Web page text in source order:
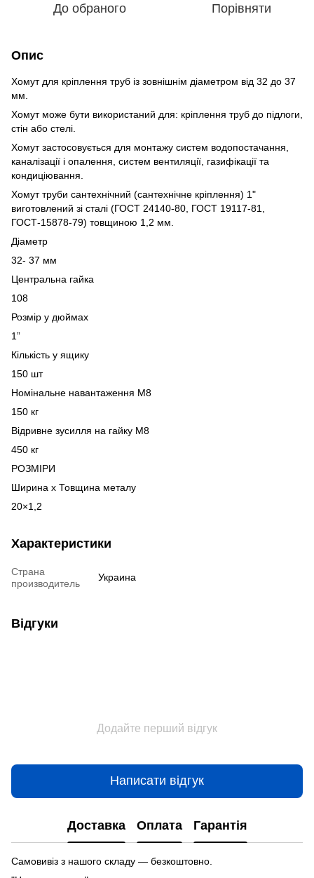
До обраного Порівняти
Опис
Хомут для кріплення труб із зовнішнім діаметром від 32 до 37
мм.
Хомут може бути використаний для: кріплення труб до підлоги,
стін або стелі.
Хомут застосовується для монтажу систем водопостачання,
каналізації і опалення, систем вентиляції, газифікації та
кондиціювання.
Хомут труби сантехнічний (сантехнічне кріплення) 1"
виготовлений зі сталі (ГОСТ 24140-80, ГОСТ 19117-81,
ГОСТ-15878-79) товщиною 1,2 мм.
Діаметр
32- 37 мм
Центральна гайка
108
Розмір у дюймах
1”
Кількість у ящику
150 шт
Номінальне навантаження М8
150 кг
Відривне зусилля на гайку М8
450 кг
РОЗМІРИ
Ширина х Товщина металу
20×1,2
Характеристики
Страна
производитель
Украина
Відгуки
Додайте перший відгук
Написати відгук
Доставка Оплата Гарантія
Самовивіз з нашого складу — безкоштовно.